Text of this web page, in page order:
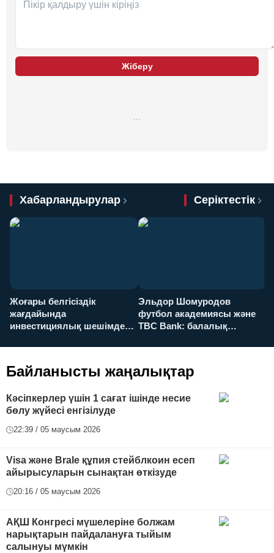
Жіберу
Хабарландырулар Серіктестік
Жоғары белгісіздік
жағдайында
инвестициялық шешімдер
Эльдор Шомуродов
футбол академиясы және
TBC Bank: балалық
Байланысты жаңалықтар
Кәсіпкерлер үшін 1 сағат ішінде несие
бөлу жүйесі енгізілуде
22:39 / 05 маусым 2026
Visa және Brale құпия стейблкоин есеп
айырысуларын сынақтан өткізуде
20:16 / 05 маусым 2026
АҚШ Конгресі мүшелеріне болжам
нарықтарын пайдалануға тыйым
салынуы мүмкін